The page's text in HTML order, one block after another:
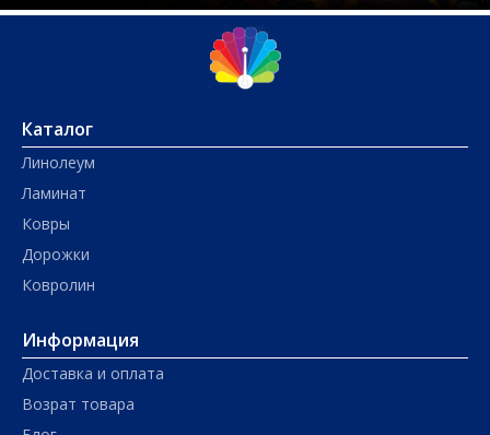
Каталог
Линолеум
Ламинат
Ковры
Дорожки
Ковролин
Информация
Доставка и оплата
Возрат товара